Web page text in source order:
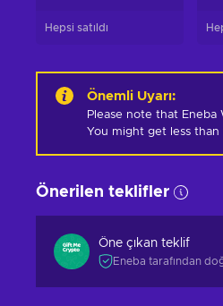
Hepsi satıldı
Önemli Uyarı:
Please note that
You might get less
Önerilen teklifler
Öne çıkan teklif
Eneba tarafından